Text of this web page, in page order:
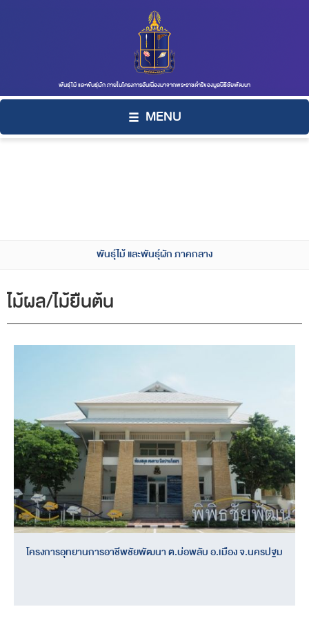
พันธุ์ไม้ และพันธุ์ผัก ภายในโครงการอันเนื่องมาจากพระราชดำริของมูลนิธิชัยพัฒนา
MENU
พันธุ์ไม้ และพันธุ์ผัก ภาคกลาง
ไม้ผล/ไม้ยืนต้น
โครงการอุทยานการอาชีพชัยพัฒนา ต.บ่อพลับ อ.เมือง จ.นครปฐม